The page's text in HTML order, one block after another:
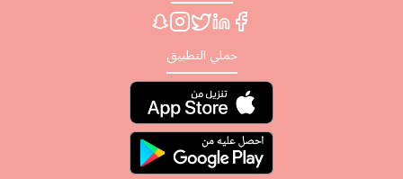
حملي التطبيق